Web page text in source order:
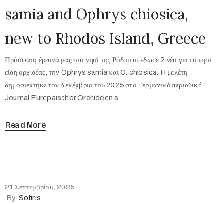
samia and Ophrys chiosica,
new to Rhodos Island, Greece
Πρόσφατη έρευνά μας στο νησί της Ρόδου απέδωσε 2 νέα για το νησί
είδη ορχιδέας, την Ophrys samia και O. chiosica. H μελέτη
δημοσιεύτηκε τον Δεκέμβριο του 2025 στο Γερμανικό περιοδικό
Journal Europäischer Orchideen s
Read More
21 Σεπτεμβρίου, 2025
By Sotiris